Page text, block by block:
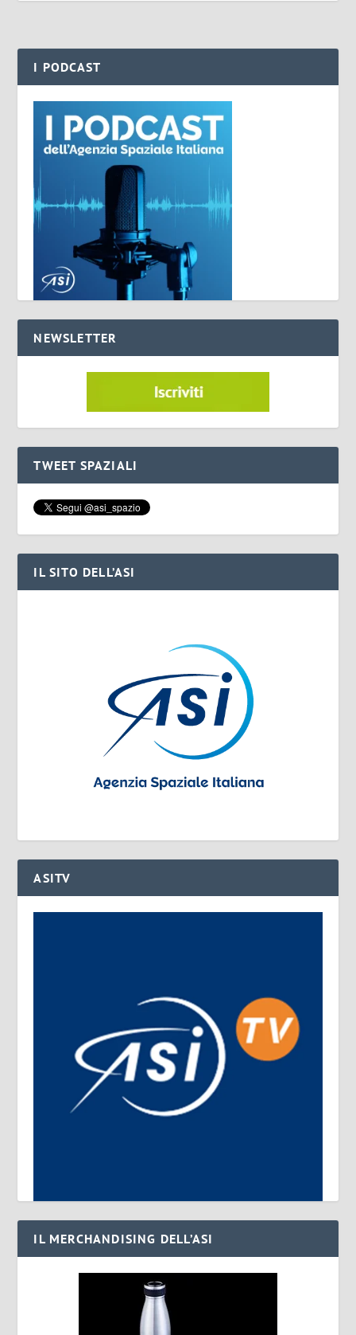
I PODCAST
NEWSLETTER
TWEET SPAZIALI
IL SITO DELL’ASI
ASITV
IL MERCHANDISING DELL’ASI